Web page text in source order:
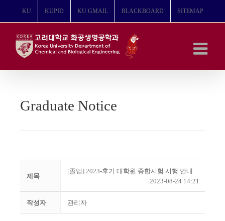
뛰
KU KUPID KU GMAIL BLACKBOARD SITEMAP
Graduate Notice
제목
[졸업] 2023-후기 대학원 종합시험 시행 안내
2023-08-24 14:21
작성자 관리자